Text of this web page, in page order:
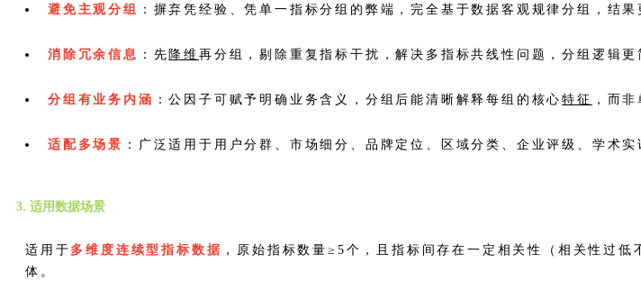
避免主观分组 ：摒弃凭经验、凭单一指标分组的弊端，完全基于数据客观规律分组，结果
消除冗余信息 ：先 降维再分组，剔除重复指标干扰，解决多指标共线性问题，分组逻辑更
分组有业务内涵 ：公因子可赋予明确业务含义，分组后能清晰解释每组的核心特征 ，而
适配多场景 ：广泛适用于用户分群、市场细分、品牌定位、区域分类、企业评级、学术实
3. 适用数据场景
适用于 多维度连续型指标数据 ，原始指标数量≥5个，且指标间存在一定相关性（相关性过低
体。